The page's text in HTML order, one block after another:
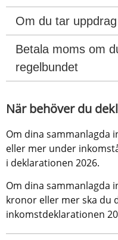
Om du tar
Betala moms om
regelbundet
När behöver du
Om dina sammanlagda
eller mer under
i deklarationen 2026.
Om dina sammanlagda
kronor eller mer ska du
inkomstdeklarationen